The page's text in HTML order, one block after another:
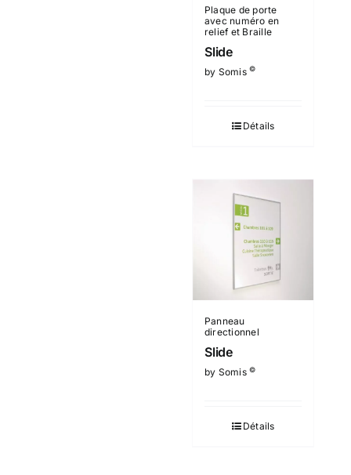
Plaque de porte
avec numéro en
relief et Braille
Slide
by Somis©
Détails
Panneau
directionnel
Slide
by Somis©
Détails